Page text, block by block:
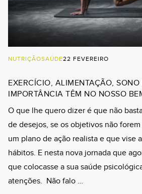
NUTRIÇÃOSAÚDE22 FEVEREIRO
EXERCÍCIO, ALIMENTAÇÃO, SONO
IMPORTÂNCIA TÊM NO NOSSO
O que lhe quero dizer é que não
de desejos, se os objetivos não
um plano de ação realista e que vise
hábitos. E nesta nova jornada que
que colocasse a sua saúde
atenções. Não falo …